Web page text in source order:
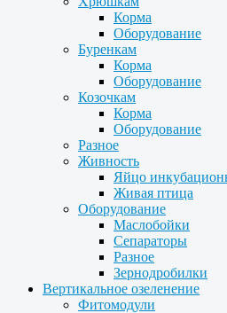
Корма
Оборудование
Буренкам
Корма
Оборудование
Козочкам
Корма
Оборудование
Разное
Живность
Яйцо
Живая птица
Оборудование
Маслобойки
Сепараторы
Разное
Зернодробилки
Вертикальное озеленение
Фитомодули